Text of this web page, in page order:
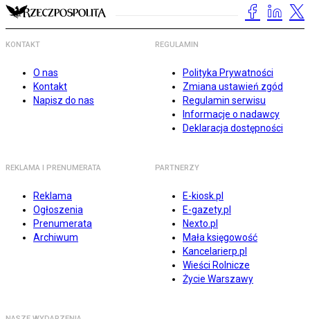
KONTAKT
O nas
Kontakt
Napisz do nas
REGULAMIN
Polityka Prywatności
Zmiana ustawień zgód
Regulamin serwisu
Informacje o nadawcy
Deklaracja dostępności
REKLAMA I PRENUMERATA
Reklama
Ogłoszenia
Prenumerata
Archiwum
PARTNERZY
E-kiosk.pl
E-gazety.pl
Nexto.pl
Mała księgowość
Kancelarierp.pl
Wieści Rolnicze
Życie Warszawy